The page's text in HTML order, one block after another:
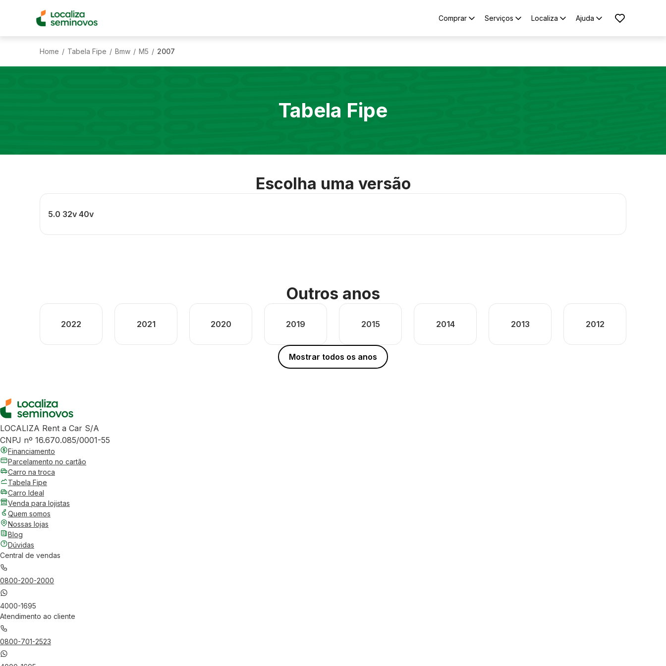
Comprar Serviços Localiza Ajuda
Home / Tabela Fipe / Bmw / M5 / 2007
Tabela Fipe
Escolha uma versão
5.0 32v 40v
Outros anos
2022 2021 2020 2019 2015 2014 2013 2012
Mostrar todos os anos
LOCALIZA Rent a Car S/A
CNPJ nº 16.670.085/0001-55
Financiamento
Parcelamento no cartão
Carro na troca
Tabela Fipe
Carro Ideal
Venda para lojistas
Quem somos
Nossas lojas
Blog
Dúvidas
Central de vendas
0800-200-2000
4000-1695
Atendimento ao cliente
0800-701-2523